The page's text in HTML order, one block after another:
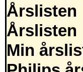
Årslisten
Årslisten
Min